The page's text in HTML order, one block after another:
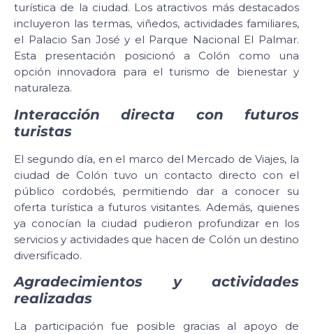
turística de la ciudad. Los atractivos más destacados
incluyeron las termas, viñedos, actividades familiares,
el Palacio San José y el Parque Nacional El Palmar.
Esta presentación posicionó a Colón como una
opción innovadora para el turismo de bienestar y
naturaleza.
Interacción directa con futuros
turistas
El segundo día, en el marco del Mercado de Viajes, la
ciudad de Colón tuvo un contacto directo con el
público cordobés, permitiendo dar a conocer su
oferta turística a futuros visitantes. Además, quienes
ya conocían la ciudad pudieron profundizar en los
servicios y actividades que hacen de Colón un destino
diversificado.
Agradecimientos y actividades
realizadas
La participación fue posible gracias al apoyo de